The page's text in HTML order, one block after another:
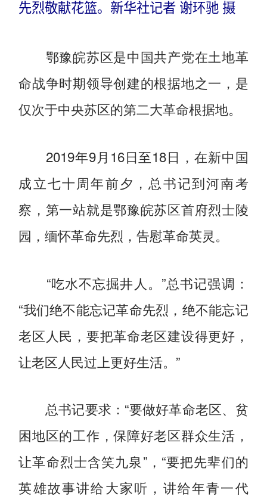
先烈敬献花篮。新华社记者 谢环驰 摄
鄂豫皖苏区是中国共产党在土地革
命战争时期领导创建的根据地之一，是
仅次于中央苏区的第二大革命根据地。
2019年9月16日至18日，在新中国
成立七十周年前夕，总书记到河南考
察，第一站就是鄂豫皖苏区首府烈士陵
园，缅怀革命先烈，告慰革命英灵。
“吃水不忘掘井人。”总书记强调：
“我们绝不能忘记革命先烈，绝不能忘记
老区人民，要把革命老区建设得更好，
让老区人民过上更好生活。”
总书记要求：“要做好革命老区、贫
困地区的工作，保障好老区群众生活，
让革命烈士含笑九泉”，“要把先辈们的
英雄故事讲给大家听，讲给年青一代